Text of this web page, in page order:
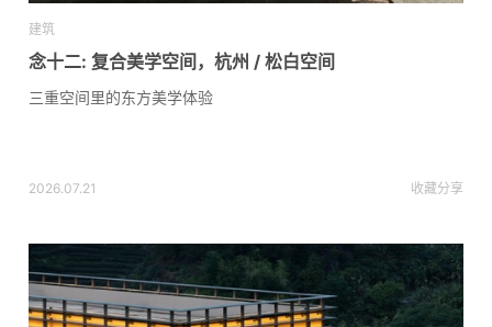
建筑
念十二: 复合美学空间，杭州 / 松白空间
三重空间里的东方美学体验
2026.07.21 收藏分享